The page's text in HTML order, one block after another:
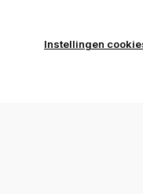
Instellingen